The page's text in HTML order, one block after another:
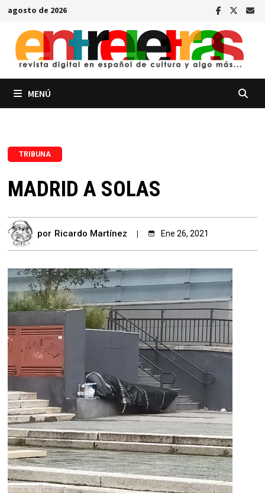
Saltar
contenido
agosto de 2026
MENÚ
TRIBUNA
MADRID A SOLAS
por Ricardo Martínez Ene 26, 2021